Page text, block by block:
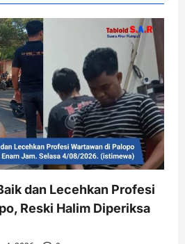
dan Lecehkan Profesi
Reski Halim Diperiksa